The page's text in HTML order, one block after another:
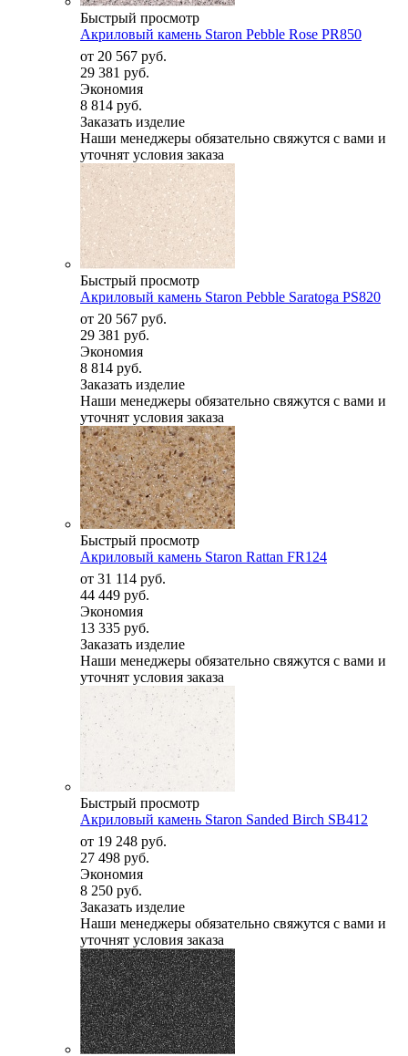
Быстрый просмотр
Акриловый камень Staron Pebble Rose PR850
от 20 567 руб.
29 381 руб.
Экономия
8 814 руб.
Заказать изделие
Наши менеджеры обязательно свяжутся с вами и
уточнят условия заказа
Быстрый просмотр
Акриловый камень Staron Pebble Saratoga PS820
от 20 567 руб.
29 381 руб.
Экономия
8 814 руб.
Заказать изделие
Наши менеджеры обязательно свяжутся с вами и
уточнят условия заказа
Быстрый просмотр
Акриловый камень Staron Rattan FR124
от 31 114 руб.
44 449 руб.
Экономия
13 335 руб.
Заказать изделие
Наши менеджеры обязательно свяжутся с вами и
уточнят условия заказа
Быстрый просмотр
Акриловый камень Staron Sanded Birch SB412
от 19 248 руб.
27 498 руб.
Экономия
8 250 руб.
Заказать изделие
Наши менеджеры обязательно свяжутся с вами и
уточнят условия заказа